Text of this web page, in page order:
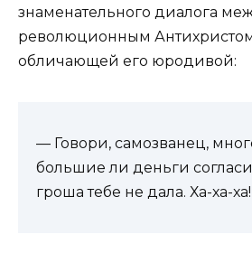
знаменательного диалога
революционным
обличающей его юродивой:
— Говори, самозванец,
большие ли деньги
гроша тебе не дала. Ха-ха-ха!